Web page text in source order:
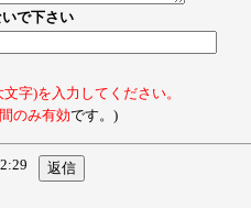
で下さい
字)を入力してください。
のみ有効です。)